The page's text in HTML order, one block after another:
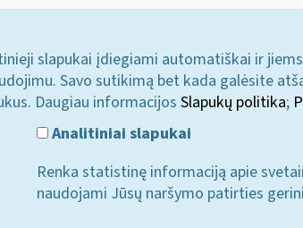
slapukai įdiegiami automatiškai ir
Savo sutikimą bet kada galėsite
Daugiau informacijos Slapukų politika;
Analitiniai slapukai
Renka statistinę informaciją apie
naudojami Jūsų naršymo patirties